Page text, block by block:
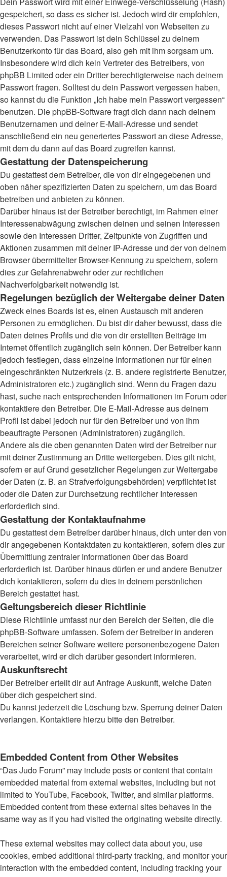
gespeichert, so dass es sicher ist. Jedoch wird dir empfohlen,
dieses Passwort nicht auf einer Vielzahl von Webseiten zu
verwenden. Das Passwort ist dein Schlüssel zu deinem
Benutzerkonto für das Board, also geh mit ihm sorgsam um.
Insbesondere wird dich kein Vertreter des Betreibers, von
phpBB Limited oder ein Dritter berechtigterweise nach deinem
Passwort fragen. Solltest du dein Passwort vergessen haben,
so kannst du die Funktion „Ich habe mein Passwort vergessen“
benutzen. Die phpBB-Software fragt dich dann nach deinem
Benutzernamen und deiner E-Mail-Adresse und sendet
anschließend ein neu generiertes Passwort an diese Adresse,
mit dem du dann auf das Board zugreifen kannst.
Gestattung der Datenspeicherung
Du gestattest dem Betreiber, die von dir eingegebenen und
oben näher spezifizierten Daten zu speichern, um das Board
betreiben und anbieten zu können.
Darüber hinaus ist der Betreiber berechtigt, im Rahmen einer
Interessenabwägung zwischen deinen und seinen Interessen
sowie den Interessen Dritter, Zeitpunkte von Zugriffen und
Aktionen zusammen mit deiner IP-Adresse und der von deinem
Browser übermittelter Browser-Kennung zu speichern, sofern
dies zur Gefahrenabwehr oder zur rechtlichen
Nachverfolgbarkeit notwendig ist.
Regelungen bezüglich der Weitergabe deiner Daten
Zweck eines Boards ist es, einen Austausch mit anderen
Personen zu ermöglichen. Du bist dir daher bewusst, dass die
Daten deines Profils und die von dir erstellten Beiträge im
Internet öffentlich zugänglich sein können. Der Betreiber kann
jedoch festlegen, dass einzelne Informationen nur für einen
eingeschränkten Nutzerkreis (z. B. andere registrierte Benutzer,
Administratoren etc.) zugänglich sind. Wenn du Fragen dazu
hast, suche nach entsprechenden Informationen im Forum oder
kontaktiere den Betreiber. Die E-Mail-Adresse aus deinem
Profil ist dabei jedoch nur für den Betreiber und von ihm
beauftragte Personen (Administratoren) zugänglich.
Andere als die oben genannten Daten wird der Betreiber nur
mit deiner Zustimmung an Dritte weitergeben. Dies gilt nicht,
sofern er auf Grund gesetzlicher Regelungen zur Weitergabe
der Daten (z. B. an Strafverfolgungsbehörden) verpflichtet ist
oder die Daten zur Durchsetzung rechtlicher Interessen
erforderlich sind.
Gestattung der Kontaktaufnahme
Du gestattest dem Betreiber darüber hinaus, dich unter den von
dir angegebenen Kontaktdaten zu kontaktieren, sofern dies zur
Übermittlung zentraler Informationen über das Board
erforderlich ist. Darüber hinaus dürfen er und andere Benutzer
dich kontaktieren, sofern du dies in deinem persönlichen
Bereich gestattet hast.
Geltungsbereich dieser Richtlinie
Diese Richtlinie umfasst nur den Bereich der Seiten, die die
phpBB-Software umfassen. Sofern der Betreiber in anderen
Bereichen seiner Software weitere personenbezogene Daten
verarbeitet, wird er dich darüber gesondert informieren.
Auskunftsrecht
Der Betreiber erteilt dir auf Anfrage Auskunft, welche Daten
über dich gespeichert sind.
Du kannst jederzeit die Löschung bzw. Sperrung deiner Daten
verlangen. Kontaktiere hierzu bitte den Betreiber.
Embedded Content from Other Websites
“Das Judo Forum” may include posts or content that contain
embedded material from external websites, including but not
limited to YouTube, Facebook, Twitter, and similar platforms.
Embedded content from these external sites behaves in the
same way as if you had visited the originating website directly.
These external websites may collect data about you, use
cookies, embed additional third-party tracking, and monitor your
interaction with the embedded content, including tracking your